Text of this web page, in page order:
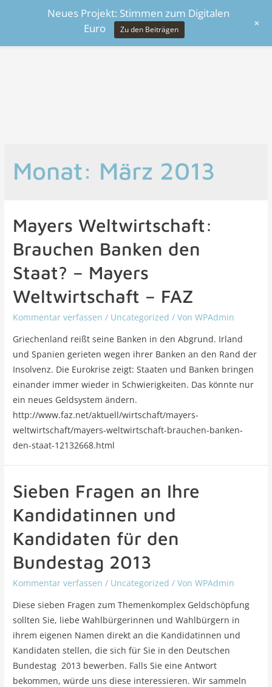
Monat: März 2013
Mayers Weltwirtschaft:
Brauchen Banken den
Staat? – Mayers
Weltwirtschaft – FAZ
Kommentar verfassen / Uncategorized / VonWPAdmin
Griechenland reißt seine Banken in den Abgrund. Irland
und Spanien gerieten wegen ihrer Banken an den Rand der
Insolvenz. Die Eurokrise zeigt: Staaten und Banken bringen
einander immer wieder in Schwierigkeiten. Das könnte nur
ein neues Geldsystem ändern.
http://www.faz.net/aktuell/wirtschaft/mayers-
weltwirtschaft/mayers-weltwirtschaft-brauchen-banken-
den-staat-12132668.html
Sieben Fragen an Ihre
Kandidatinnen und
Kandidaten für den
Bundestag 2013
Kommentar verfassen / Uncategorized / VonWPAdmin
Diese sieben Fragen zum Themenkomplex Geldschöpfung
sollten Sie, liebe Wahlbürgerinnen und Wahlbürgern in
ihrem eigenen Namen direkt an die Kandidatinnen und
Kandidaten stellen, die sich für Sie in den Deutschen
Bundestag 2013 bewerben. Falls Sie eine Antwort
bekommen, würde uns diese interessieren. Wir sammeln
Neues Projekt: Stimmen zum Digitalen
Euro
Zu den Beiträgen +